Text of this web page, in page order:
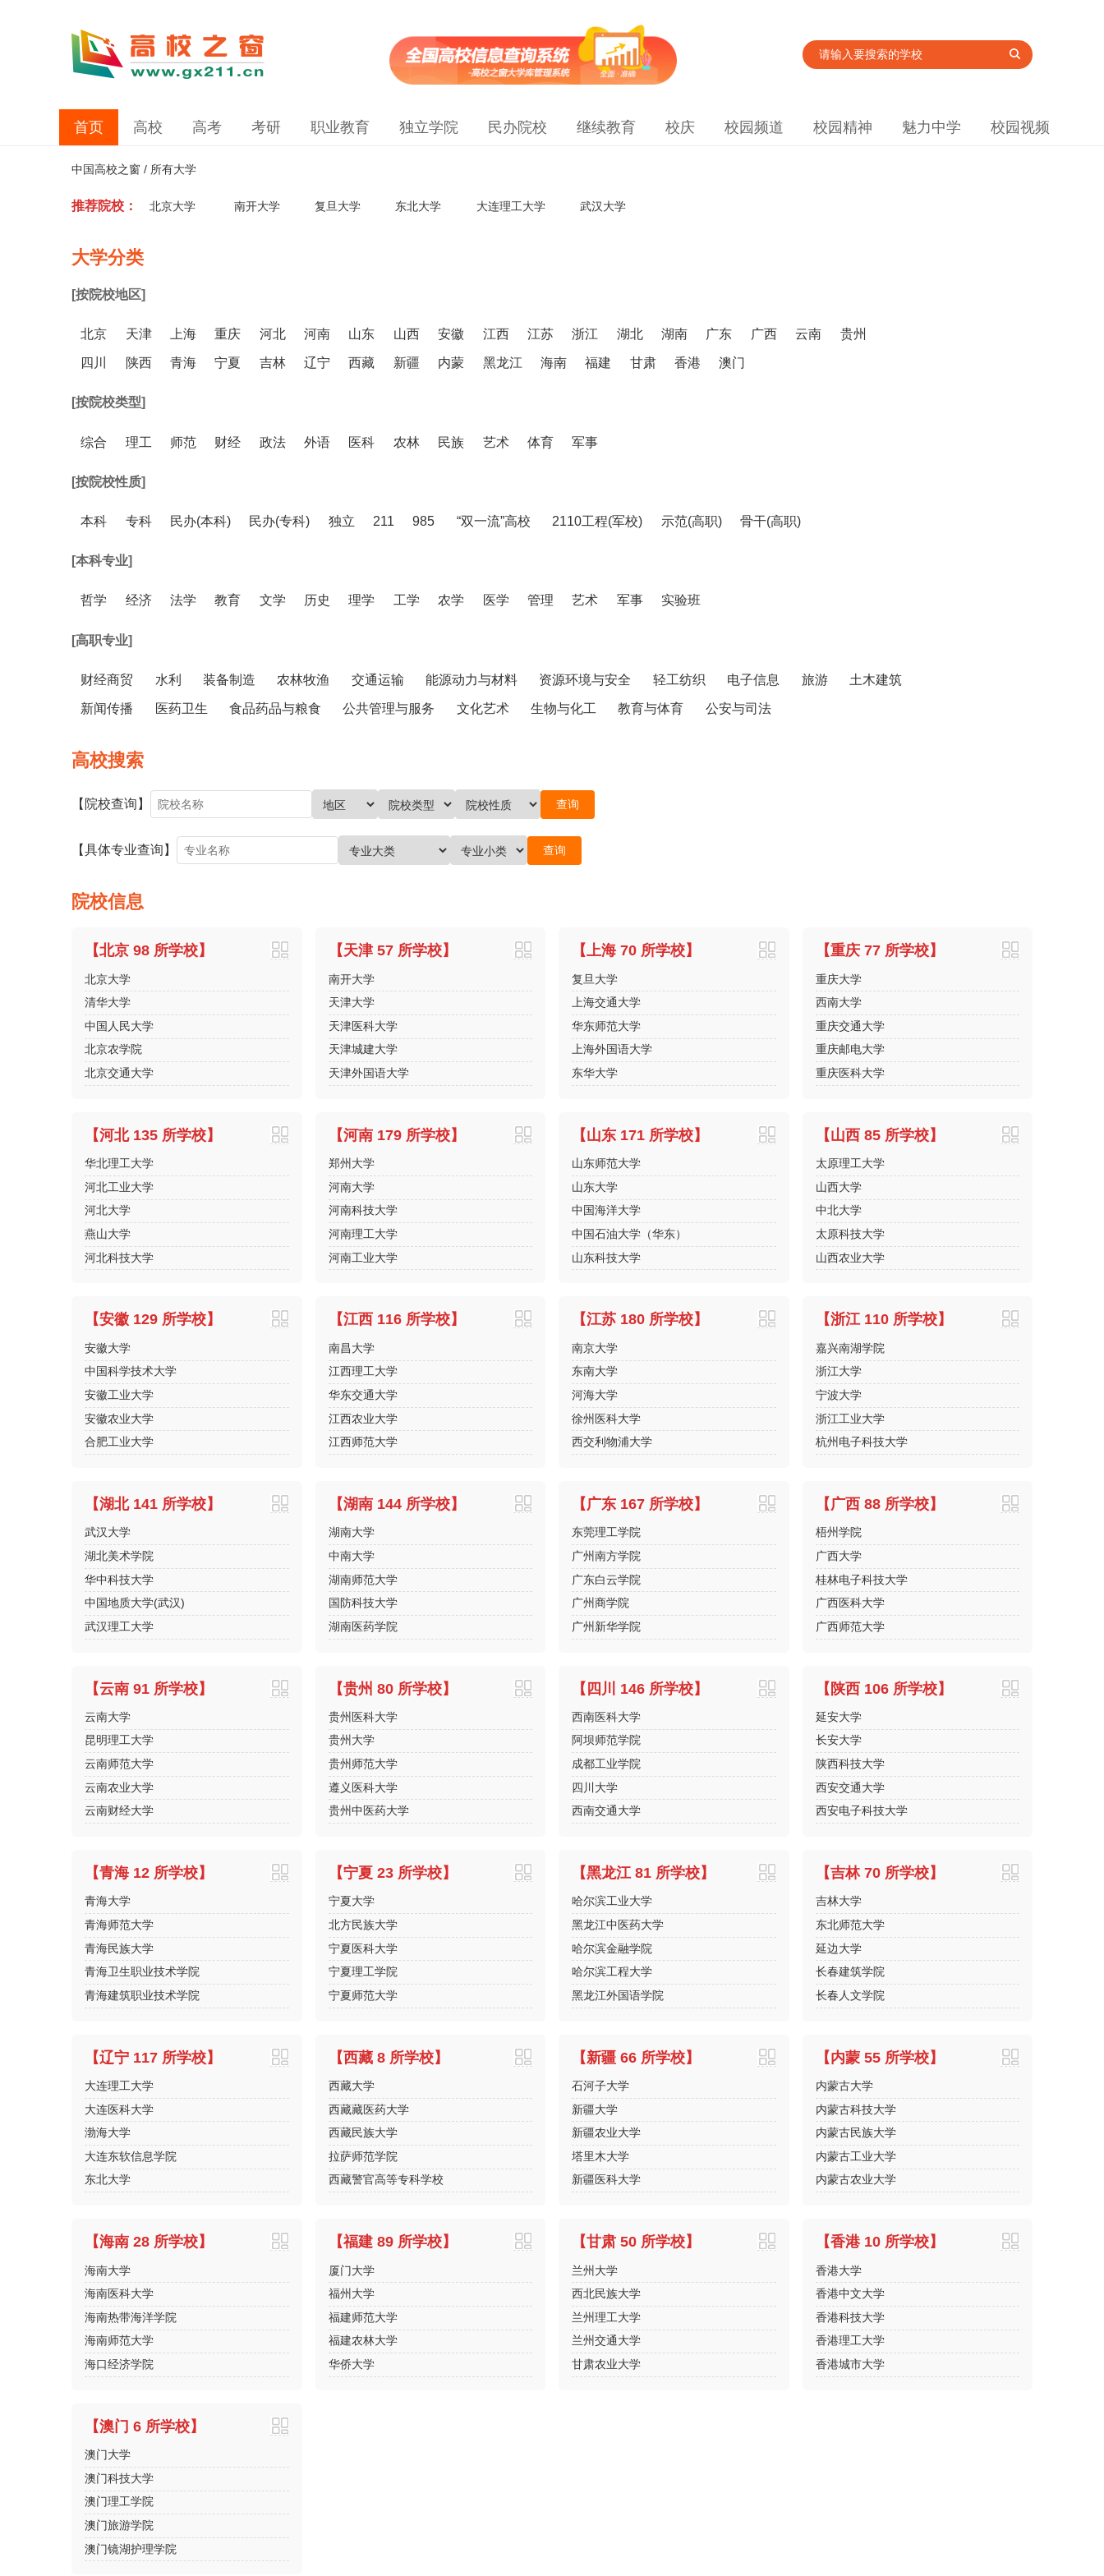
首页 高校 高考 考研 职业教育 独立学院 民办院校 继续教育 校庆 校园频道 校园精神 魅力中学 校园视频
中国高校之窗 / 所有大学
推荐院校： 北京大学 南开大学 复旦大学 东北大学 大连理工大学 武汉大学
大学分类
[按院校地区]
北京 天津 上海 重庆 河北 河南 山东 山西 安徽 江西 江苏 浙江 湖北 湖南 广东 广西 云南 贵州
四川 陕西 青海 宁夏 吉林 辽宁 西藏 新疆 内蒙 黑龙江 海南 福建 甘肃 香港 澳门
[按院校类型]
综合 理工 师范 财经 政法 外语 医科 农林 民族 艺术 体育 军事
[按院校性质]
本科 专科 民办(本科) 民办(专科) 独立 211 985 “双一流”高校 2110工程(军校) 示范(高职) 骨干(高职)
[本科专业]
哲学 经济 法学 教育 文学 历史 理学 工学 农学 医学 管理 艺术 军事 实验班
[高职专业]
财经商贸 水利 装备制造 农林牧渔 交通运输 能源动力与材料 资源环境与安全 轻工纺织 电子信息 旅游 土木建筑
新闻传播 医药卫生 食品药品与粮食 公共管理与服务 文化艺术 生物与化工 教育与体育 公安与司法
高校搜索
【院校查询】
【具体专业查询】
院校信息
【北京 98 所学校】
北京大学
清华大学
中国人民大学
北京农学院
北京交通大学
【天津 57 所学校】
南开大学
天津大学
天津医科大学
天津城建大学
天津外国语大学
【上海 70 所学校】
复旦大学
上海交通大学
华东师范大学
上海外国语大学
东华大学
【重庆 77 所学校】
重庆大学
西南大学
重庆交通大学
重庆邮电大学
重庆医科大学
【河北 135 所学校】
华北理工大学
河北工业大学
河北大学
燕山大学
河北科技大学
【河南 179 所学校】
郑州大学
河南大学
河南科技大学
河南理工大学
河南工业大学
【山东 171 所学校】
山东师范大学
山东大学
中国海洋大学
中国石油大学（华东）
山东科技大学
【山西 85 所学校】
太原理工大学
山西大学
中北大学
太原科技大学
山西农业大学
【安徽 129 所学校】
安徽大学
中国科学技术大学
安徽工业大学
安徽农业大学
合肥工业大学
【江西 116 所学校】
南昌大学
江西理工大学
华东交通大学
江西农业大学
江西师范大学
【江苏 180 所学校】
南京大学
东南大学
河海大学
徐州医科大学
西交利物浦大学
【浙江 110 所学校】
嘉兴南湖学院
浙江大学
宁波大学
浙江工业大学
杭州电子科技大学
【湖北 141 所学校】
武汉大学
湖北美术学院
华中科技大学
中国地质大学(武汉)
武汉理工大学
【湖南 144 所学校】
湖南大学
中南大学
湖南师范大学
国防科技大学
湖南医药学院
【广东 167 所学校】
东莞理工学院
广州南方学院
广东白云学院
广州商学院
广州新华学院
【广西 88 所学校】
梧州学院
广西大学
桂林电子科技大学
广西医科大学
广西师范大学
【云南 91 所学校】
云南大学
昆明理工大学
云南师范大学
云南农业大学
云南财经大学
【贵州 80 所学校】
贵州医科大学
贵州大学
贵州师范大学
遵义医科大学
贵州中医药大学
【四川 146 所学校】
西南医科大学
阿坝师范学院
成都工业学院
四川大学
西南交通大学
【陕西 106 所学校】
延安大学
长安大学
陕西科技大学
西安交通大学
西安电子科技大学
【青海 12 所学校】
青海大学
青海师范大学
青海民族大学
青海卫生职业技术学院
青海建筑职业技术学院
【宁夏 23 所学校】
宁夏大学
北方民族大学
宁夏医科大学
宁夏理工学院
宁夏师范大学
【黑龙江 81 所学校】
哈尔滨工业大学
黑龙江中医药大学
哈尔滨金融学院
哈尔滨工程大学
黑龙江外国语学院
【吉林 70 所学校】
吉林大学
东北师范大学
延边大学
长春建筑学院
长春人文学院
【辽宁 117 所学校】
大连理工大学
大连医科大学
渤海大学
大连东软信息学院
东北大学
【西藏 8 所学校】
西藏大学
西藏藏医药大学
西藏民族大学
拉萨师范学院
西藏警官高等专科学校
【新疆 66 所学校】
石河子大学
新疆大学
新疆农业大学
塔里木大学
新疆医科大学
【内蒙 55 所学校】
内蒙古大学
内蒙古科技大学
内蒙古民族大学
内蒙古工业大学
内蒙古农业大学
【海南 28 所学校】
海南大学
海南医科大学
海南热带海洋学院
海南师范大学
海口经济学院
【福建 89 所学校】
厦门大学
福州大学
福建师范大学
福建农林大学
华侨大学
【甘肃 50 所学校】
兰州大学
西北民族大学
兰州理工大学
兰州交通大学
甘肃农业大学
【香港 10 所学校】
香港大学
香港中文大学
香港科技大学
香港理工大学
香港城市大学
【澳门 6 所学校】
澳门大学
澳门科技大学
澳门理工学院
澳门旅游学院
澳门镜湖护理学院